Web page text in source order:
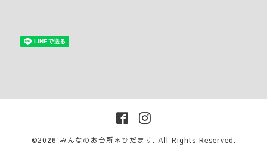
©2026 みんなのお台所＊ひだまり . All Rights Reserved.